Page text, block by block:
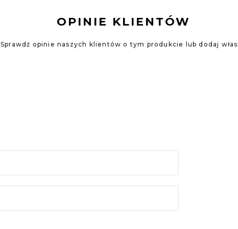
OPINIE KLIENTÓW
Sprawdź opinie naszych klientów o tym produkcie lub dodaj